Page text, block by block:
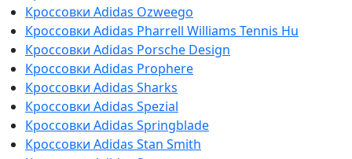
Кроссовки Adidas Ozweego
Кроссовки Adidas Pharrell Williams Tennis Hu
Кроссовки Adidas Porsche Design
Кроссовки Adidas Prophere
Кроссовки Adidas Sharks
Кроссовки Adidas Spezial
Кроссовки Adidas Springblade
Кроссовки Adidas Stan Smith